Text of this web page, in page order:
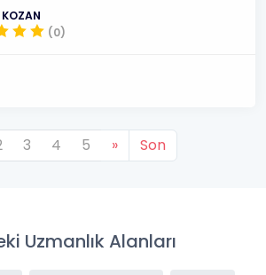
(0)
3 4 5 » Son
Uzmanlık Alanları